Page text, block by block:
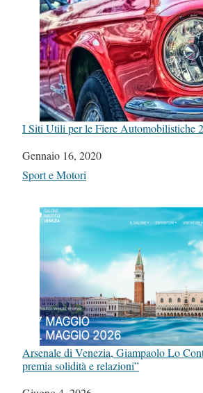
I Siti Utili per le Fiere Automobilistiche
Data
Gennaio 16, 2020
In relazione a
Sport e Motori
Arsenale di Venezia, Giampaolo Lo
premia solidità e relazioni”